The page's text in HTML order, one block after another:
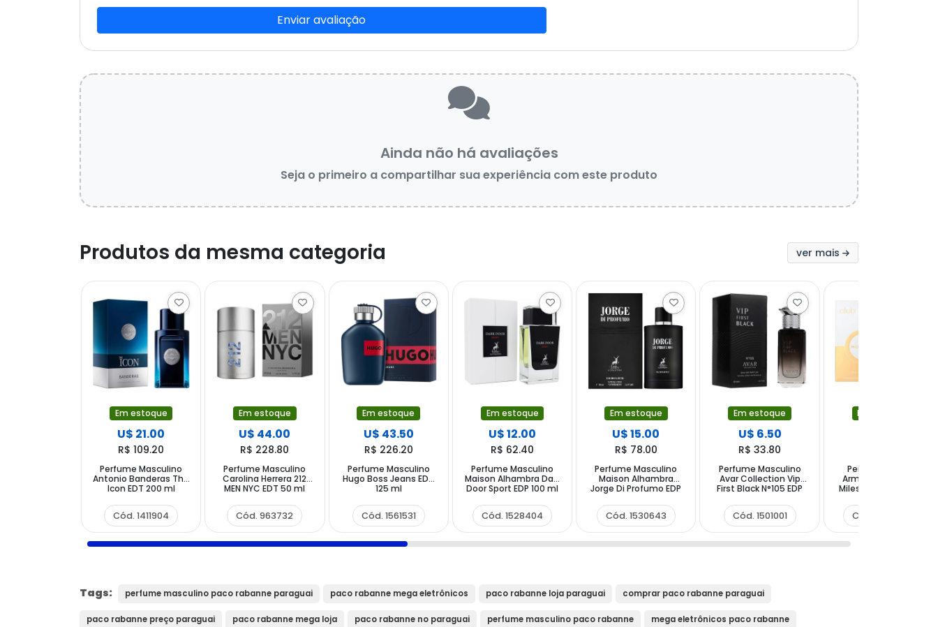
Enviar avaliação
Ainda não há avaliações
Seja o primeiro a compartilhar sua experiência com este produto
Produtos da mesma categoria ver mais
Em estoque
U$ 21.00
R$ 109.20
Perfume Masculino
Antonio Banderas The
Icon EDT 200 ml
Cód. 1411904
Em estoque
U$ 44.00
R$ 228.80
Perfume Masculino
Carolina Herrera 212
MEN NYC EDT 50 ml
Cód. 963732
Em estoque
U$ 43.50
R$ 226.20
Perfume Masculino
Hugo Boss Jeans EDT
125 ml
Cód. 1561531
Em estoque
U$ 12.00
R$ 62.40
Perfume Masculino
Maison Alhambra Dark
Door Sport EDP 100 ml
Cód. 1528404
Em estoque
U$ 15.00
R$ 78.00
Perfume Masculino
Maison Alhambra
Jorge Di Profumo EDP
Cód. 1530643
Em estoque
U$ 6.50
R$ 33.80
Perfume Masculino
Avar Collection Vip
First Black N°105 EDP
Cód. 1501001
Em estoque
Perfume Unissex
Armaf Club de Nuit
Milestone EDP 105 ml
Cód. 1474442
Tags: perfume masculino paco rabanne paraguai paco rabanne mega eletrônicos paco rabanne loja paraguai comprar paco rabanne paraguai
paco rabanne preço paraguai paco rabanne mega loja paco rabanne no paraguai perfume masculino paco rabanne mega eletrônicos paco rabanne